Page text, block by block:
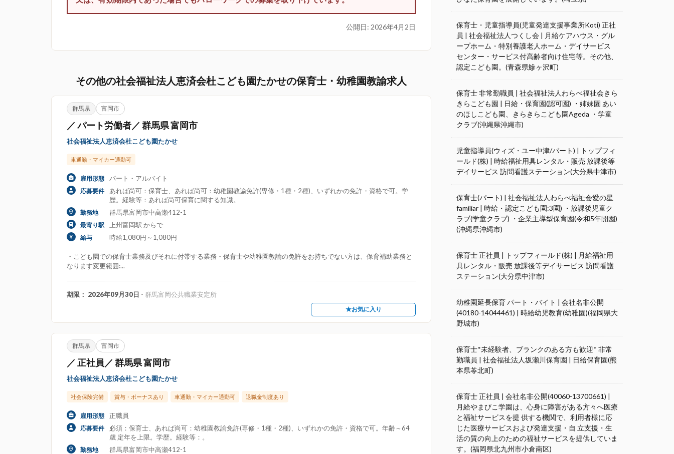
公開日: 2026年4月2日
その他の社会福祉法人恵済会杜こども園たかせの保育士・幼稚園教諭求人
群馬県 富岡市
／ パート労働者／ 群馬県 富岡市
社会福祉法人恵済会杜こども園たかせ
車通勤・マイカー通勤可
雇用形態 パート・アルバイト
応募要件
あれば尚可：保育士、あれば尚可：幼稚園教諭免許(専修・1種・2種)、いずれかの免許・資格で可。学
歴。経験等：あれば尚可保育に関する知識。
勤務地 群馬県富岡市中高瀬412-1
最寄り駅 上州富岡駅 からで
給与 時給1,080円～1,080円
・こども園での保育士業務及びそれに付帯する業務・保育士や幼稚園教諭の免許をお持ちでない方は、保育補助業務と
なります変更範囲:...
期限： 2026年09月30日 - 群馬富岡公共職業安定所
★お気に入り
群馬県 富岡市
／ 正社員／ 群馬県 富岡市
社会福祉法人恵済会杜こども園たかせ
社会保険完備 賞与・ボーナスあり 車通勤・マイカー通勤可 退職金制度あり
雇用形態 正職員
応募要件
必須：保育士、あれば尚可：幼稚園教諭免許(専修・1種・2種)、いずれかの免許・資格で可。年齢～64
歳 定年を上限。学歴。経験等：。
勤務地 群馬県富岡市中高瀬412-1
保育士・児童指導員(児童発達支援事業所Koti) 正社
員 | 社会福祉法人つくし会 | 月給ケアハウス・グル
ープホーム・特別養護老人ホーム・デイサービス
センター・サービス付高齢者向け住宅等。その他、
認定こども園。(青森県鰺ヶ沢町)
保育士 非常勤職員 | 社会福祉法人わらべ福祉会きら
きらこども園 | 日給・保育園(認可園) ・姉妹園 あい
のほしこども園、きらきらこども園Ageda ・学童
クラブ(沖縄県沖縄市)
児童指導員(ウィズ・ユー中津/パート) | トップフィ
ールド(株) | 時給福祉用具レンタル・販売 放課後等
デイサービス 訪問看護ステーション(大分県中津市)
保育士(パート) | 社会福祉法人わらべ福祉会愛の星
familiar | 時給・認定こども園:3園) ・放課後児童ク
ラブ(学童クラブ) ・企業主導型保育園(令和5年開園)
(沖縄県沖縄市)
保育士 正社員 | トップフィールド(株) | 月給福祉用
具レンタル・販売 放課後等デイサービス 訪問看護
ステーション(大分県中津市)
幼稚園延長保育 パート・バイト | 会社名非公開
(40180-14044461) | 時給幼児教育(幼稚園)(福岡県大
野城市)
保育士*未経験者、ブランクのある方も歓迎* 非常
勤職員 | 社会福祉法人坂瀬川保育園 | 日給保育園(熊
本県苓北町)
保育士 正社員 | 会社名非公開(40060-13700661) |
月給やまびこ学園は、心身に障害がある方々へ医療
と福祉サービスを提 供する機関で、利用者様に応
じた医療サービスおよび発達支援・自 立支援・生
活の質の向上のための福祉サービスを提供していま
す。(福岡県北九州市小倉南区)